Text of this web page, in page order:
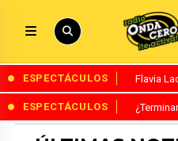
ESPECTÁCULOS Flavia
ESPECTÁCULOS